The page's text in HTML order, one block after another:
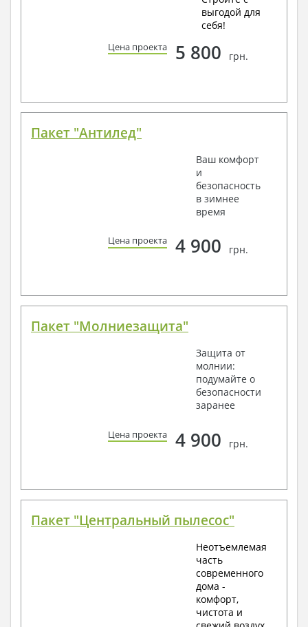
выгодой для
себя!
Цена проекта 5 800 грн.
Пакет "Антилед"
Ваш комфорт
и
безопасность
в зимнее
время
Цена проекта 4 900 грн.
Пакет "Молниезащита"
Защита от
молнии:
подумайте о
безопасности
заранее
Цена проекта 4 900 грн.
Пакет "Центральный пылесос"
Неотъемлемая
часть
современного
дома -
комфорт,
чистота и